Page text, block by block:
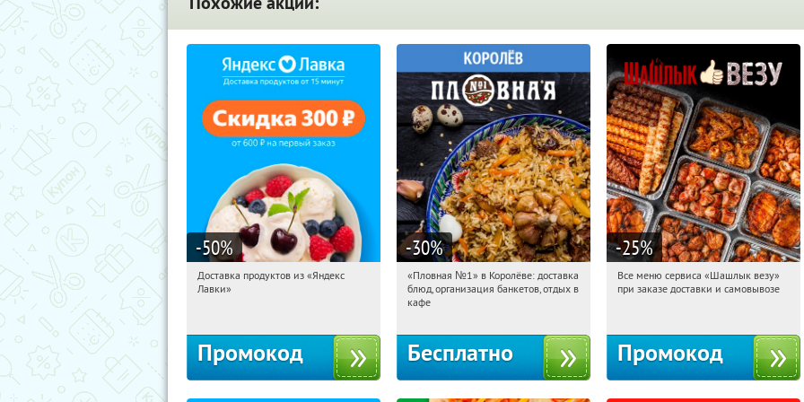
-50%
15:37:10 Получили:
Доставка продуктов из «Яндекс
Лавки»
Промокод
-30%
15:37:10 Получили:33
Бабушкинская
«Пловная №1» в Королёве: доставка
блюд, организация банкетов, отдых в
кафе
Бесплатно
-25%
15:37:10 Получили:151
Все меню сервиса «Шашлык везу»
при заказе доставки и самовывозе
Промокод